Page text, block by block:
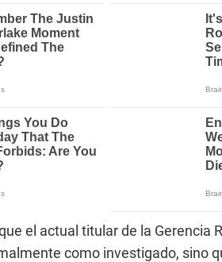
el actual titular de la Gerencia
como investigado, sino